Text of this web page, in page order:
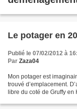
Le potager en
Publié le 07/02/2012 à
Par Zaza04
Mon potager est
trouvé d’emplacement.
libre du coté de Gruffy en